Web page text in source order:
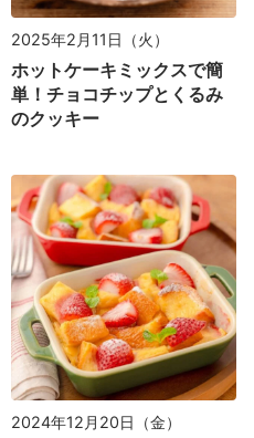
2025年2月11日（火）
ホットケーキミックスで簡
単！チョコチップとくるみ
のクッキー
2024年12月20日（金）